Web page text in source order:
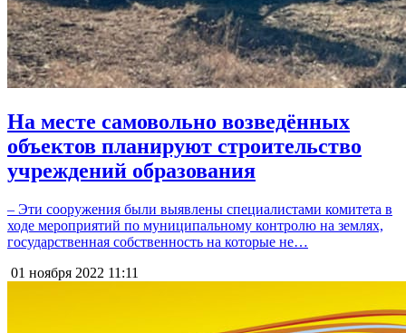
На месте самовольно возведённых
объектов планируют строительство
учреждений образования
– Эти сооружения были выявлены специалистами комитета в
ходе мероприятий по муниципальному контролю на землях,
государственная собственность на которые не…
01 ноября 2022 11:11